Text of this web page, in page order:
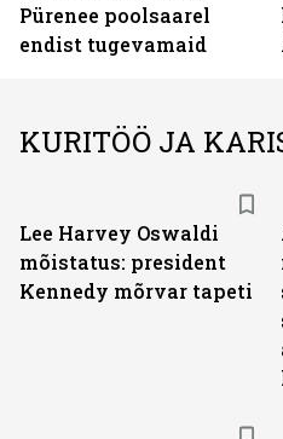
Pürenee poolsaarel
endist tugevamaid
KURITÖÖ JA
Lee Harvey Oswaldi
mõistatus: president
Kennedy mõrvar tapeti